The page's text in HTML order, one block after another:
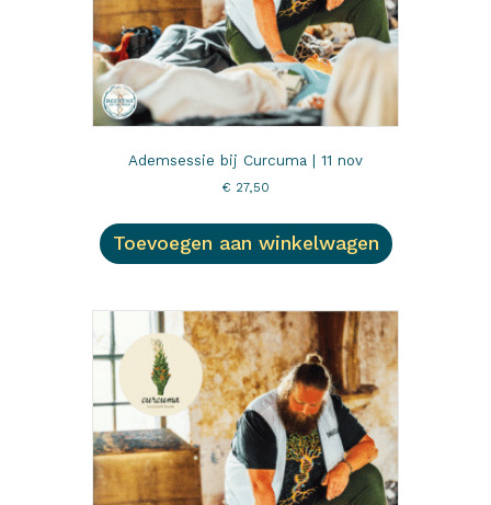
Ademsessie bij Curcuma | 11 nov
€ 27,50
Toevoegen aan winkelwagen